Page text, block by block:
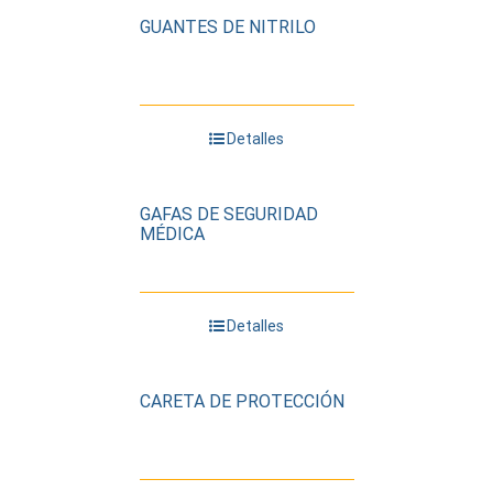
GUANTES DE NITRILO
Detalles
GAFAS DE SEGURIDAD
MÉDICA
Detalles
CARETA DE PROTECCIÓN